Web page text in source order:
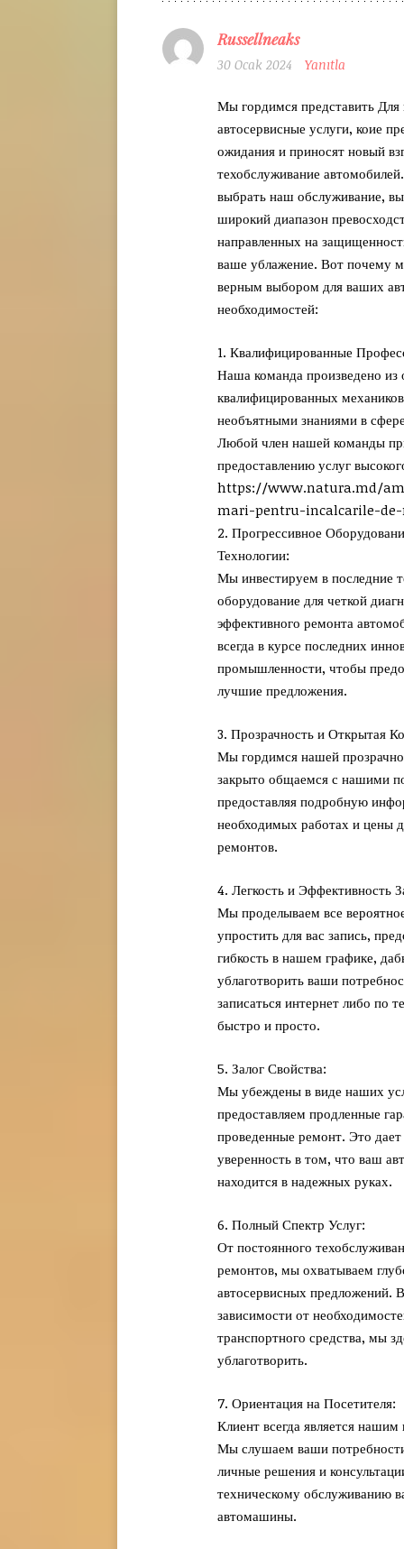
Russellneaks
30 Ocak 2024 Yanıtla
Мы гордимся представить
автосервисные услуги, коие
ожидания и приносят новый
техобслуживание
выбрать наш обслуживание,
широкий диапазон
направленных на
ваше ублажение. Вот почему
верным выбором для ваших
необходимостей:
1. Квалифицированные
Наша команда произведено
квалифицированных
необъятными знаниями в
Любой член нашей команды
предоставлению услуг
https://www.natura.md/
mari-pentru-incalcarile-
2. Прогрессивное
Технологии:
Мы инвестируем в последние
оборудование для четкой
эффективного ремонта
всегда в курсе последних
промышленности, чтобы
лучшие предложения.
3. Прозрачность и Открытая
Мы гордимся нашей
закрыто общаемся с нашими
предоставляя подробную
необходимых работах и цены
ремонтов.
4. Легкость и Эффективность
Мы проделываем все
упростить для вас запись,
гибкость в нашем графике,
ублаготворить ваши
записаться интернет либо по
быстро и просто.
5. Залог Свойства:
Мы убеждены в виде наших
предоставляем продленные
проведенные ремонт. Это дает
уверенность в том, что ваш
находится в надежных руках.
6. Полный Спектр Услуг:
От постоянного
ремонтов, мы охватываем
автосервисных предложений.
зависимости от
транспортного средства, мы
ублаготворить.
7. Ориентация на Посетителя:
Клиент всегда является
Мы слушаем ваши
личные решения и
техническому обслуживанию
автомашины.